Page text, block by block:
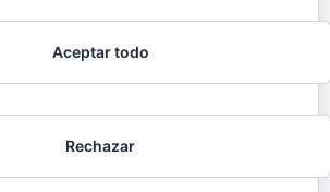
Aceptar todo
Rechazar